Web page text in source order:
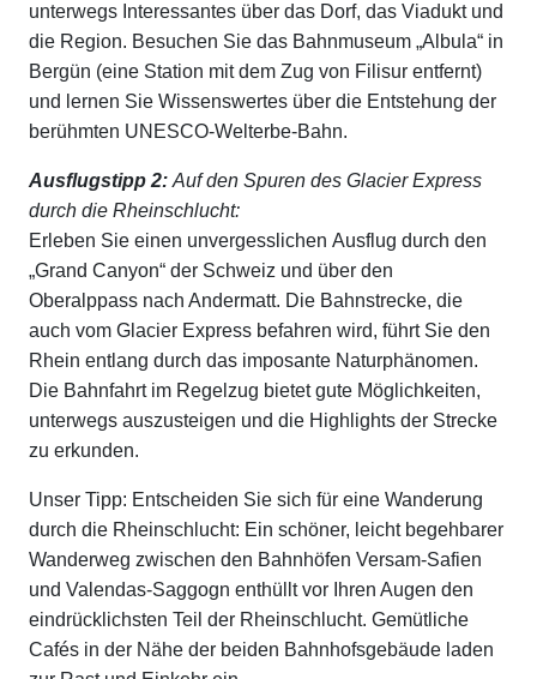
unterwegs Interessantes über das Dorf, das Viadukt und
die Region. Besuchen Sie das Bahnmuseum „Albula“ in
Bergün (eine Station mit dem Zug von Filisur entfernt)
und lernen Sie Wissenswertes über die Entstehung der
berühmten UNESCO-Welterbe-Bahn.
Ausflugstipp 2:Auf den Spuren des Glacier Express
durch die Rheinschlucht:
Erleben Sie einen unvergesslichen Ausflug durch den
„Grand Canyon“ der Schweiz und über den
Oberalppass nach Andermatt. Die Bahnstrecke, die
auch vom Glacier Express befahren wird, führt Sie den
Rhein entlang durch das imposante Naturphänomen.
Die Bahnfahrt im Regelzug bietet gute Möglichkeiten,
unterwegs auszusteigen und die Highlights der Strecke
zu erkunden.
Unser Tipp: Entscheiden Sie sich für eine Wanderung
durch die Rheinschlucht: Ein schöner, leicht begehbarer
Wanderweg zwischen den Bahnhöfen Versam-Safien
und Valendas-Saggogn enthüllt vor Ihren Augen den
eindrücklichsten Teil der Rheinschlucht. Gemütliche
Cafés in der Nähe der beiden Bahnhofsgebäude laden